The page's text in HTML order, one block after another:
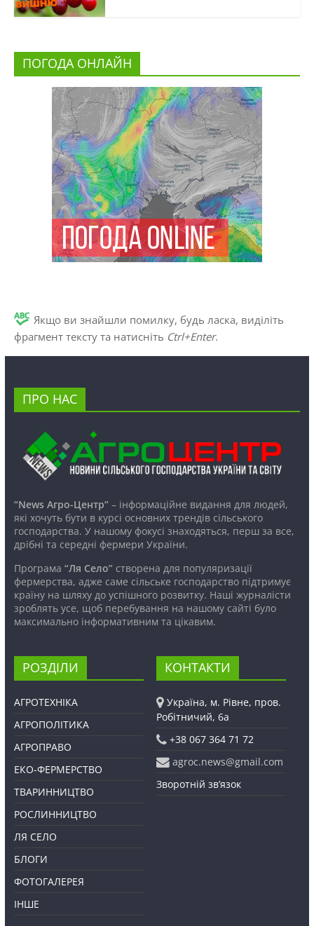
ПОГОДА ОНЛАЙН
Якщо ви знайшли помилку, будь ласка, виділіть
фрагмент тексту та натисніть Ctrl+Enter.
ПРО НАС
“News Агро-Центр”– інформаційне видання для людей,
які хочуть бути в курсі основних трендів сільського
господарства. У нашому фокусі знаходяться, перш за все,
дрібні та середні фермери України.
Програма “Ля Село”створена для популяризації
фермерства, адже саме сільське господарство підтримує
країну на шляху до успішного розвитку. Наші журналісти
зроблять усе, щоб перебування на нашому сайті було
максимально інформативним та цікавим.
РОЗДІЛИ
АГРОТЕХНІКА
АГРОПОЛІТИКА
АГРОПРАВО
ЕКО-ФЕРМЕРСТВО
ТВАРИННИЦТВО
РОСЛИННИЦТВО
ЛЯ СЕЛО
БЛОГИ
ФОТОГАЛЕРЕЯ
ІНШЕ
КОНТАКТИ
Україна, м. Рівне, пров.
Робітничий, 6а
+38 067 364 71 72
agroc.news@gmail.com
Зворотній зв’язок